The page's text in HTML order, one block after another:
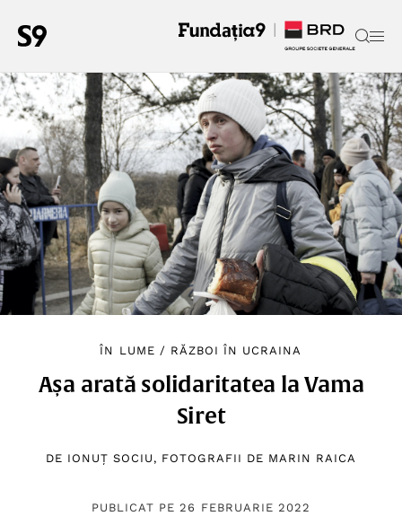
ÎN LUME / RĂZBOI ÎN UCRAINA
Așa arată solidaritatea la Vama
Siret
DE IONUȚ SOCIU , FOTOGRAFII DE MARIN RAICA
PUBLICAT PE 26 FEBRUARIE 2022